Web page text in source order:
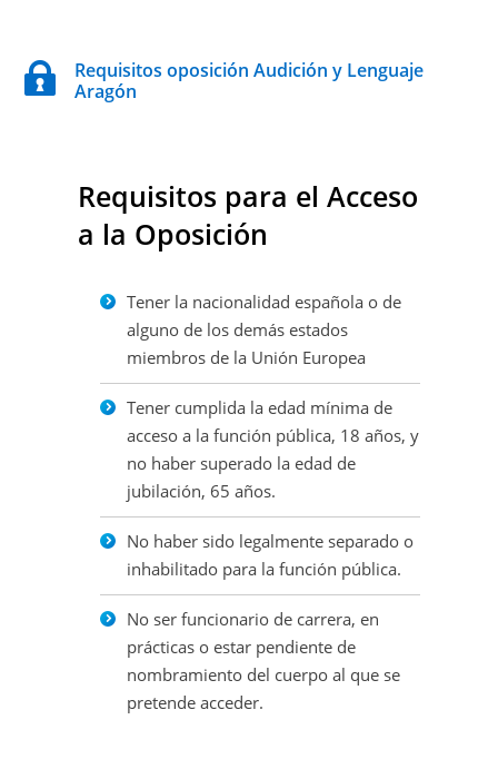
Requisitos oposición Audición y Lenguaje
Aragón
Requisitos para el Acceso
a la Oposición
Tener la nacionalidad española o de
alguno de los demás estados
miembros de la Unión Europea
Tener cumplida la edad mínima de
acceso a la función pública, 18 años, y
no haber superado la edad de
jubilación, 65 años.
No haber sido legalmente separado o
inhabilitado para la función pública.
No ser funcionario de carrera, en
prácticas o estar pendiente de
nombramiento del cuerpo al que se
pretende acceder.